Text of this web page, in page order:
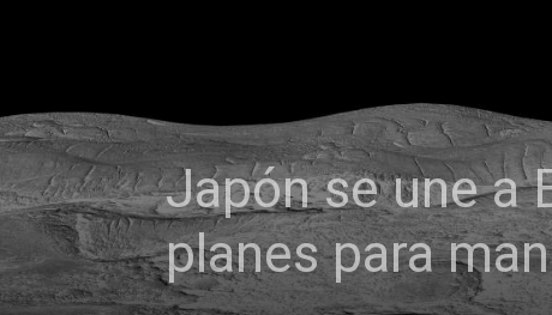
Japón se une a
planes para